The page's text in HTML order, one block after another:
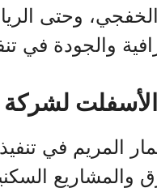
الخفجي، وحتى
والجودة في
لشركة
المريم في
والمشاريع